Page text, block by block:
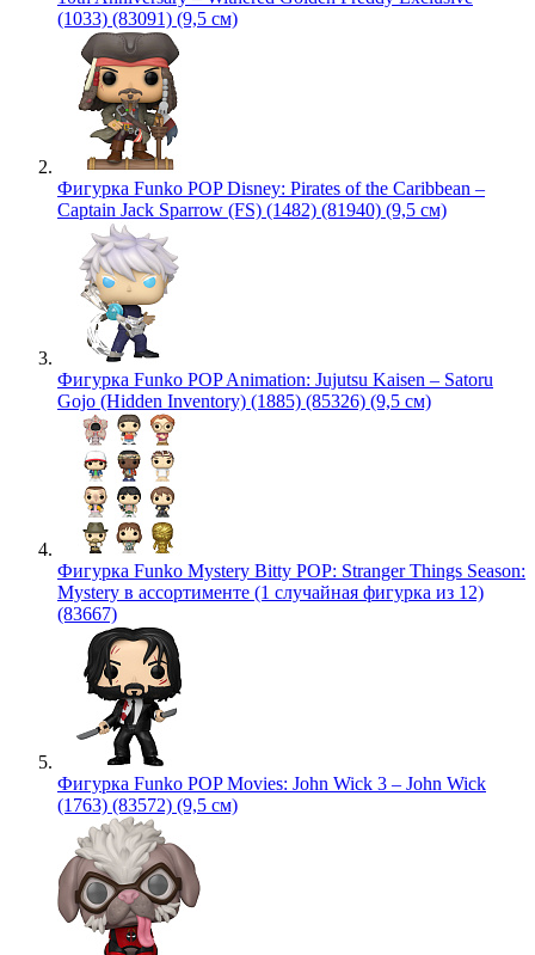
(1033) (83091) (9,5 см)
Фигурка Funko POP Disney: Pirates of the Caribbean –
Captain Jack Sparrow (FS) (1482) (81940) (9,5 см)
Фигурка Funko POP Animation: Jujutsu Kaisen – Satoru
Gojo (Hidden Inventory) (1885) (85326) (9,5 см)
Фигурка Funko Mystery Bitty POP: Stranger Things Season:
Mystery в ассортименте (1 случайная фигурка из 12)
(83667)
Фигурка Funko POP Movies: John Wick 3 – John Wick
(1763) (83572) (9,5 см)